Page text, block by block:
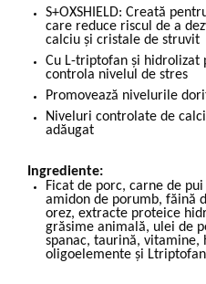
S+OXSHIELD: Creată
care reduce riscul de a
calciu și cristale de struvit
Cu L-triptofan și hidrolizat
controla nivelul de stres
Promovează nivelurile
Niveluri controlate de
adăugat
Ingrediente:
Ficat de porc, carne de
amidon de porumb, făină
orez, extracte proteice
grăsime animală, ulei de
spanac, taurină,
oligoelemente şi